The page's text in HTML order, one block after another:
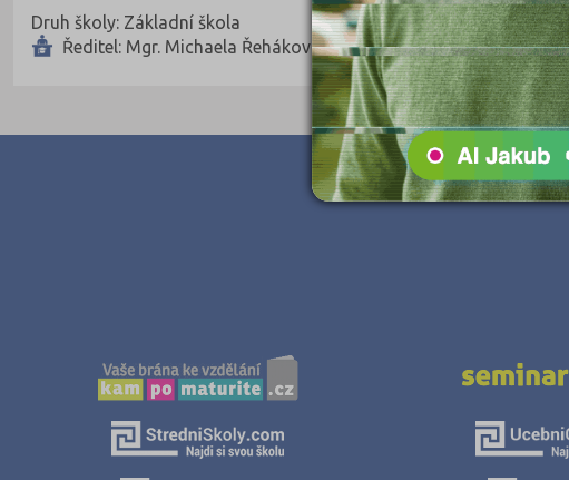
Havlíčkův Brod (82)
Hodonín (119)
Cheb (61)
Jindřichův Hradec (76)
Karlovy Vary (93)
Druh školy: Základní škola
Ředitel: Mgr. Michaela Řeháková Černá